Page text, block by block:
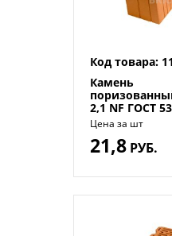
Код товара:
Камень
2,1 NF ГОСТ
Цена за шт
21,8РУБ.